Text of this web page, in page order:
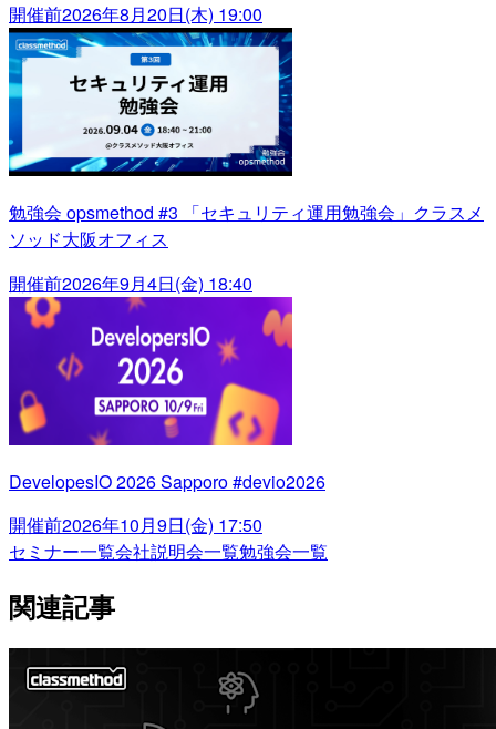
開催前2026年8月20日(木) 19:00
勉強会 opsmethod #3 「セキュリティ運用勉強会」クラスメ
ソッド大阪オフィス
開催前2026年9月4日(金) 18:40
DevelopesIO 2026 Sapporo #devio2026
開催前2026年10月9日(金) 17:50
セミナー一覧会社説明会一覧勉強会一覧
関連記事